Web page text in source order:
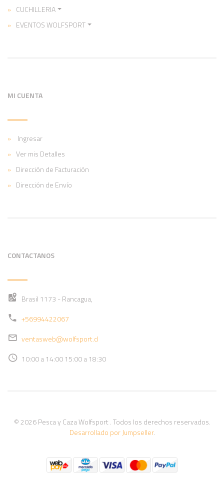
CUCHILLERIA
EVENTOS WOLFSPORT
MI CUENTA
Ingresar
Ver mis Detalles
Dirección de Facturación
Dirección de Envío
CONTACTANOS
Brasil 1173 - Rancagua,
+56994422067
ventasweb@wolfsport.cl
10:00 a 14:00 15:00 a 18:30
© 2026 Pesca y Caza Wolfsport . Todos los derechos reservados.
Desarrollado por Jumpseller.